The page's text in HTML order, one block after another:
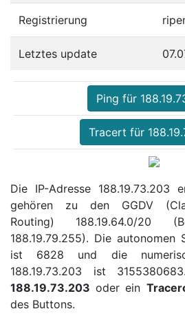
Registrierung
Letztes update
Ping für
Tracert für
Die IP-Adresse
gehören zu den GGDV
Routing) 188.19.64.0/20
188.19.79.255). Die autonomen
ist 6828 und die
188.19.73.203 ist
188.19.73.203 oder ein
des Buttons.